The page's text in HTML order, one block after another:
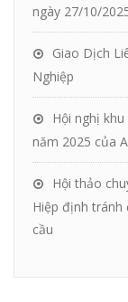
ngày 27/10/
Giao Dịch
Nghiệp
Hội nghị
năm 2025 của
Hội thảo
Hiệp định tránh
cầu